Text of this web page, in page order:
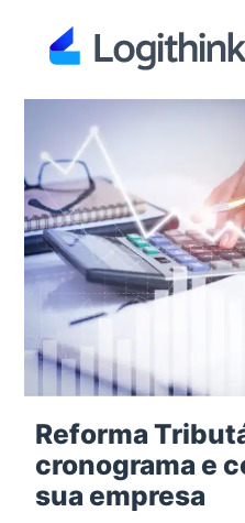
Reforma
cronograma e
sua empresa